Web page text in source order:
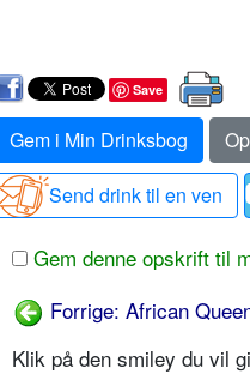
Save
Gem i Min Drinksbog
Send drink til en ven
Gem denne opskrift til
Forrige: African
Klik på den smiley du vil